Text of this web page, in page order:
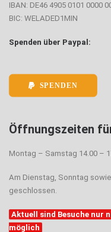
IBAN: DE46 4905 0101 0000
BIC: WELADED1MIN
Spenden über Paypal:
SPENDEN
Öffnungszeiten
Montag – Samstag 14.00 –
Am Dienstag, Sonntag
geschlossen.
Aktuell sind Besuche nur
möglich